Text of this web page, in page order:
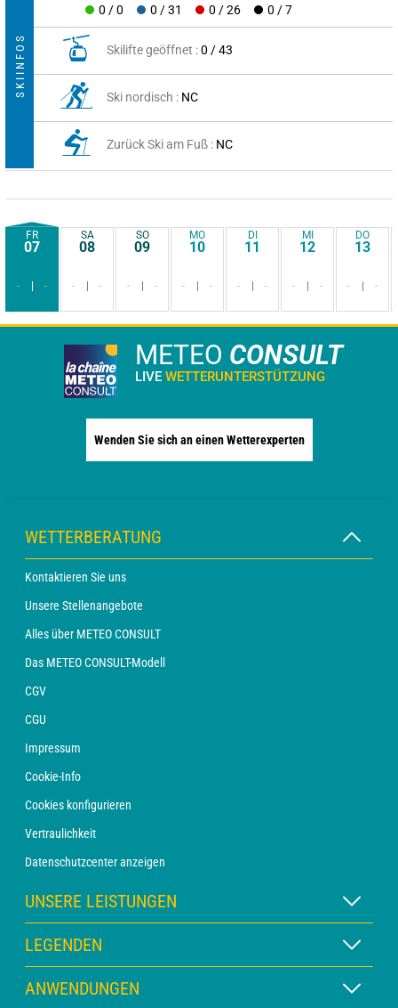
SKIINFOS
0 / 0
0 / 31 0 / 26 0 / 7
Skilifte geöffnet :0 / 43
Ski nordisch : NC
Zurück Ski am Fuß : NC
FR
07
- -
SA
08
- -
SO
09
- -
MO
10
- -
DI
11
- -
MI
12
- -
DO
13
- -
METEO CONSULT
LIVE WETTERUNTERSTÜTZUNG
Wenden Sie sich an einen Wetterexperten
WETTERBERATUNG
Kontaktieren Sie uns
Unsere Stellenangebote
Alles über METEO CONSULT
Das METEO CONSULT-Modell
CGV
CGU
Impressum
Cookie-Info
Cookies konfigurieren
Vertraulichkeit
Datenschutzcenter anzeigen
UNSERE LEISTUNGEN
WETTER Xpert Abonnement
WETTER PRO Abonnement
Beratung mit einem Vorhersager
LEGENDEN
Kartenlegende
ANWENDUNGEN